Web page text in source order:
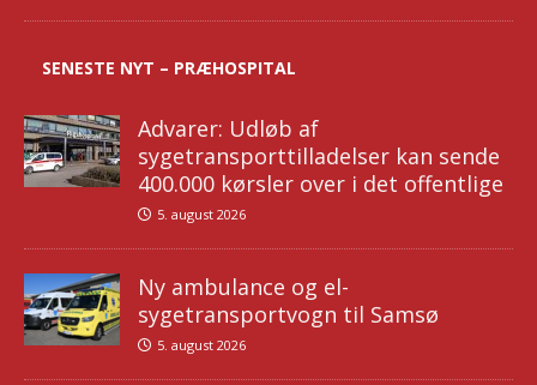
SENESTE NYT – PRÆHOSPITAL
Advarer: Udløb af
sygetransporttilladelser kan sende
400.000 kørsler over i det offentlige
5. august 2026
Ny ambulance og el-
sygetransportvogn til Samsø
5. august 2026